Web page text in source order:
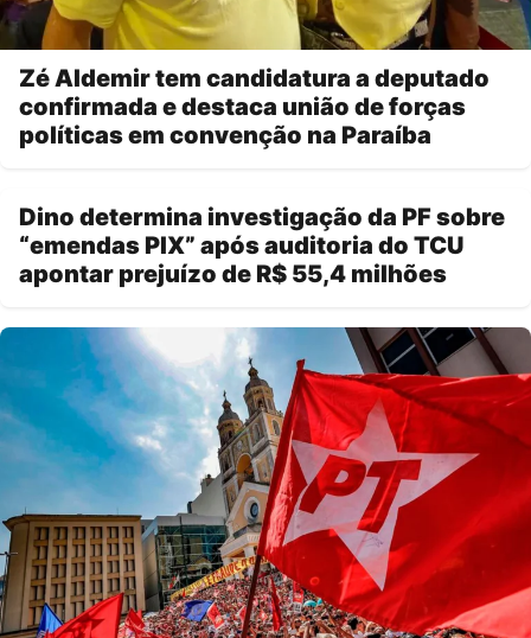
Zé Aldemir tem candidatura a deputado
confirmada e destaca união de forças
políticas em convenção na Paraíba
Dino determina investigação da PF sobre
“emendas PIX” após auditoria do TCU
apontar prejuízo de R$ 55,4 milhões